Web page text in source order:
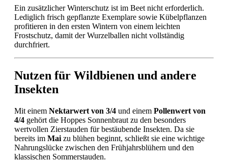
Ein zusätzlicher Winterschutz ist im Beet nicht erforderlich.
Lediglich frisch gepflanzte Exemplare sowie Kübelpflanzen
profitieren in den ersten Wintern von einem leichten
Frostschutz, damit der Wurzelballen nicht vollständig
durchfriert.
Nutzen für Wildbienen und andere
Insekten
Mit einem Nektarwert von 3/4 und einem Pollenwert von
4/4 gehört die Hoppes Sonnenbraut zu den besonders
wertvollen Zierstauden für bestäubende Insekten. Da sie
bereits im Mai zu blühen beginnt, schließt sie eine wichtige
Nahrungslücke zwischen den Frühjahrsblühern und den
klassischen Sommerstauden.